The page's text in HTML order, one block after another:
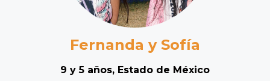
Fernanda y Sofía
9 y 5 años, Estado de México